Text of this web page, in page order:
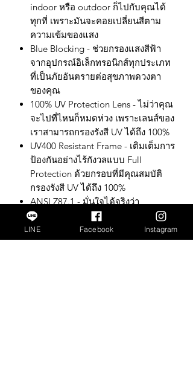
indoor หรือ outdoor ก็ไปกับคุณได้
ทุกที่ เพราะมันจะคอยเปลี่ยนสีตาม
ความเข้มของแสง
Blue Blocking - ช่วยกรองแสงสีฟ้า
จากอุปกรณ์อิเล็กทรอนิกส์ทุกประเภท
ที่เป็นภัยอันตรายต่อสุขภาพดวงตา
ของคุณ
100% UV Protection Lens - ไม่ว่าคุณ
จะไปที่ไหนก็หมดห่วง เพราะเลนส์ของ
เราสามารถกรองรังสี UV ได้ถึง 100%
UV400 Resistant Frame - เติมเต็มการ
ป้องกันอย่างไร้กังวลแบบ Full
Protection ด้วยกรอบที่มีคุณสมบัติ
กรองรังสี UV ได้ถึง 100%
ANSI Z87.1 - มั่นใจได้จริงว่า
SHADERS ยังเป็นแว่นนิรภัยสำหรับ
ป้องกันดวงตา โดยได้รับการรับรอง
จาก ANSI Z87.1
LINE Facebook Instagram